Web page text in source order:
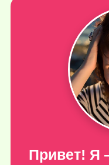
Привет! Я